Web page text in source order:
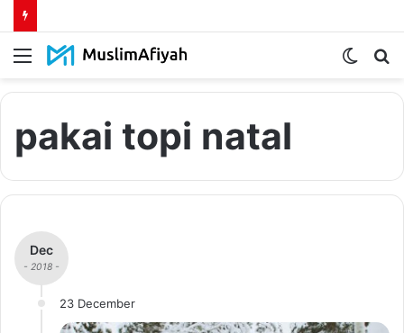
Menu
Switch
pakai topi natal
Dec
- 2018 -
23 December